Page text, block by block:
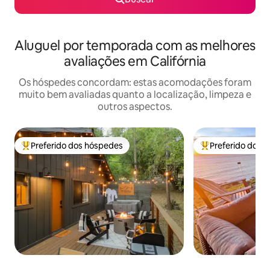
Aluguel por temporada com as melhores
avaliações em Califórnia
Os hóspedes concordam: estas acomodações foram
muito bem avaliadas quanto a localização, limpeza e
outros aspectos.
Entre os melhores preferidos dos hóspedes
Preferido dos hóspedes Entre os
Preferido dos